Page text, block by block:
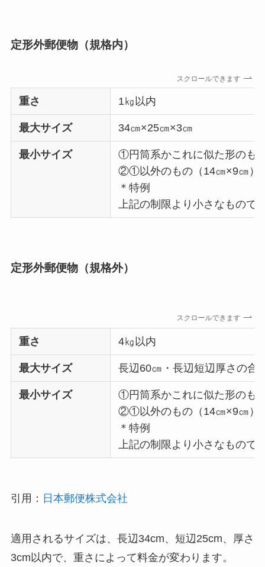
定形外郵便物（規格内）
スクロールできます
重さ 1㎏以内
最大サイズ 34㎝×25㎝×3㎝
最小サイズ
①円筒系かこれに似た形のも
②①以外のもの（14㎝×9㎝）
＊特例
上記の制限より小さなもので
定形外郵便物（規格外）
スクロールできます
重さ 4㎏以内
最大サイズ 長辺60㎝・長辺短辺厚さの合
最小サイズ
①円筒系かこれに似た形のも
②①以外のもの（14㎝×9㎝）
＊特例
上記の制限より小さなもので
引用： 日本郵便株式会社
適用されるサイズは、長辺34cm、短辺25cm、厚さ
3cm以内で、重さによって料金が変わります。